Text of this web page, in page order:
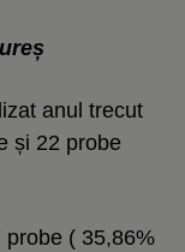
anul trecut
și 22 probe
probe ( 35,86%